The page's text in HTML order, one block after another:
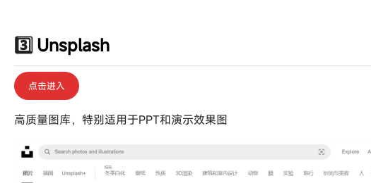
3️⃣ Unsplash
点击进入
高质量图库，特别适用于PPT和演示效果图